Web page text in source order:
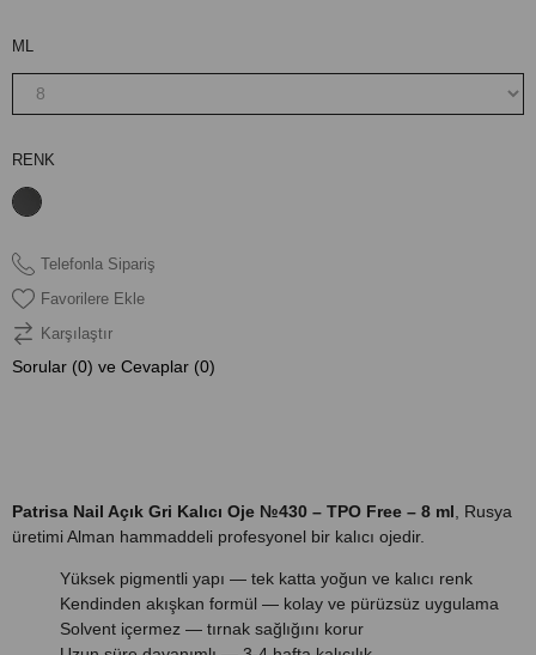
ML
RENK
Telefonla Sipariş
Favorilere Ekle
Karşılaştır
Sorular (0) ve Cevaplar (0)
Patrisa Nail Açık Gri Kalıcı Oje №430 – TPO Free – 8 ml , Rusya
üretimi Alman hammaddeli profesyonel bir kalıcı ojedir.
Yüksek pigmentli yapı — tek katta yoğun ve kalıcı renk
Kendinden akışkan formül — kolay ve pürüzsüz uygulama
Solvent içermez — tırnak sağlığını korur